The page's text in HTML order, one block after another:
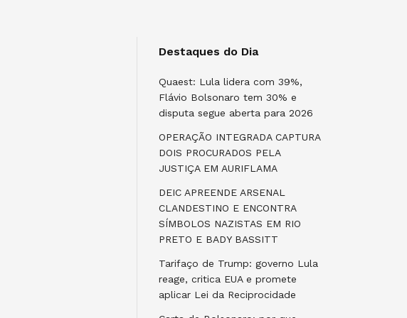
Destaques do Dia
Quaest: Lula lidera com 39%,
Flávio Bolsonaro tem 30% e
disputa segue aberta para 2026
OPERAÇÃO INTEGRADA CAPTURA
DOIS PROCURADOS PELA
JUSTIÇA EM AURIFLAMA
DEIC APREENDE ARSENAL
CLANDESTINO E ENCONTRA
SÍMBOLOS NAZISTAS EM RIO
PRETO E BADY BASSITT
Tarifaço de Trump: governo Lula
reage, critica EUA e promete
aplicar Lei da Reciprocidade